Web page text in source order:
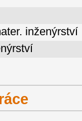
inženýrství